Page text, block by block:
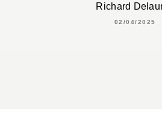
Richard
02/04/2025